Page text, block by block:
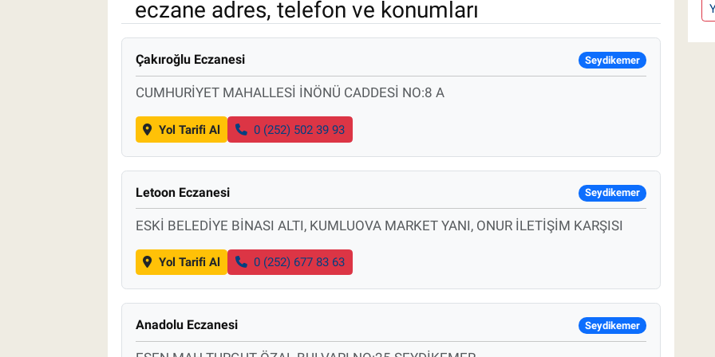
eczane adres, telefon ve konumları
Çakıroğlu Eczanesi Seydikemer
CUMHURİYET MAHALLESİ İNÖNÜ CADDESİ NO:8 A
Yol Tarifi Al 0 (252) 502 39 93
Letoon Eczanesi Seydikemer
ESKİ BELEDİYE BİNASI ALTI, KUMLUOVA MARKET YANI, ONUR İLETİŞİM KARŞISI
Yol Tarifi Al 0 (252) 677 83 63
Anadolu Eczanesi Seydikemer
Yetiştirici Soruyor
Dünyada Tarım
Üretici Birlikleri
Şeker ve Şekerli Mamüller